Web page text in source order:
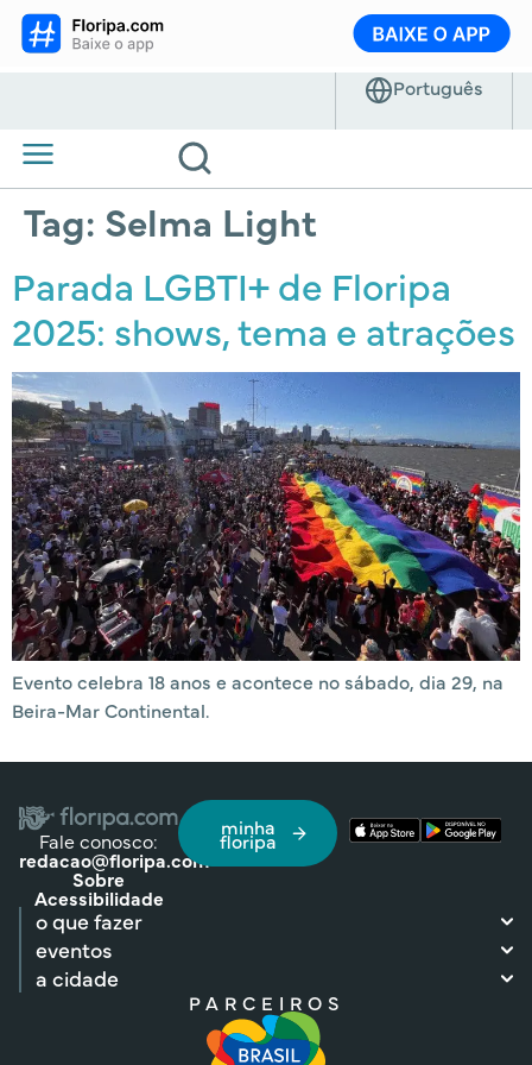
Tag: Selma Light
Parada LGBTI+ de Floripa
2025: shows, tema e atrações
Evento celebra 18 anos e acontece no sábado, dia 29, na
Beira-Mar Continental.
Fale conosco:
redacao@floripa.com
Sobre
Acessibilidade
minha
floripa
o que fazer
eventos
a cidade
PARCEIROS